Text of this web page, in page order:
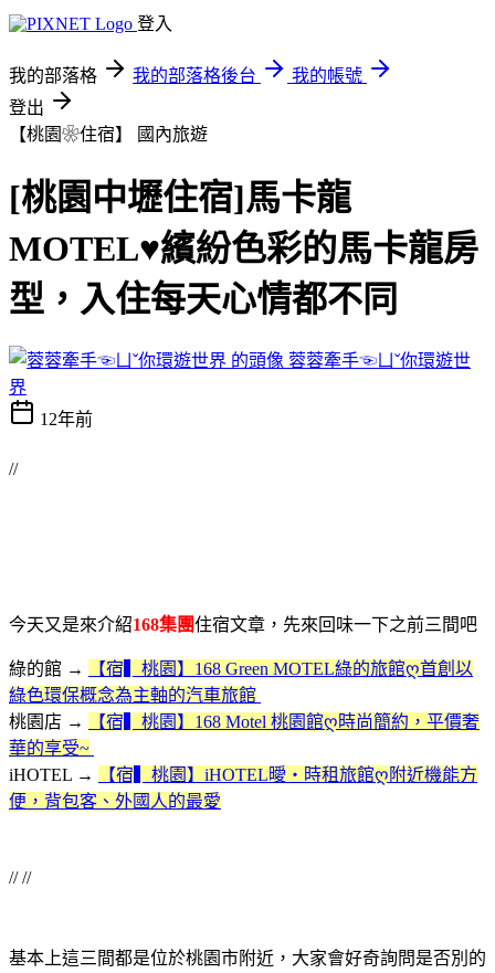
登入
我的部落格 我的部落格後台
我的帳號
登出
【桃園❀住宿】
國內旅遊
[桃園中壢住宿]馬卡龍
MOTEL♥繽紛色彩的馬卡龍房
型，入住每天心情都不同
蓉蓉牽手☜ㄩˇ你環遊世
界
12年前
//
今天又是來介紹168集團住宿文章，先來回味一下之前三間吧
綠的館 →
【宿▍桃園】168 Green MOTEL綠的旅館ღ首創以
綠色環保概念為主軸的汽車旅館
桃園店 →
【宿▍桃園】168 Motel 桃園館ღ時尚簡約，平價奢
華的享受~
iHOTEL →
【宿▍桃園】iHOTEL曖‧時租旅館ღ附近機能方
便，背包客、外國人的最愛
// //
基本上這三間都是位於桃園市附近，大家會好奇詢問是否別的